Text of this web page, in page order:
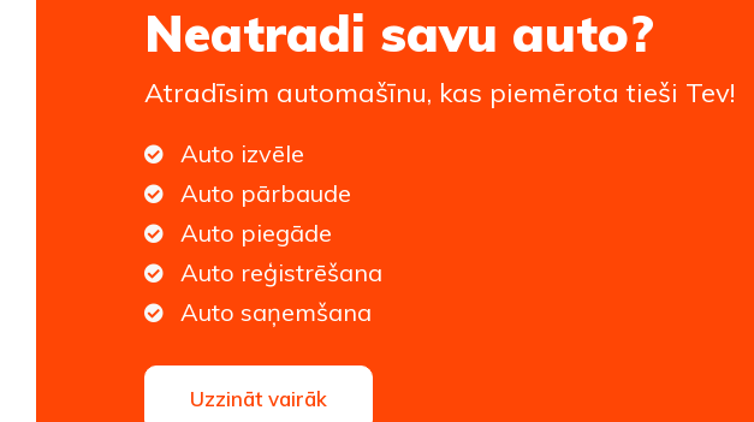
Neatradi savu auto?
Atradīsim automašīnu, kas piemērota tieši Tev!
Auto izvēle
Auto pārbaude
Auto piegāde
Auto reģistrēšana
Auto saņemšana
Uzzināt vairāk